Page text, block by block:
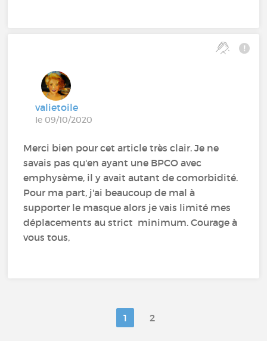
valietoile
le 09/10/2020
Merci bien pour cet article très clair. Je ne
savais pas qu'en ayant une BPCO avec
emphysème, il y avait autant de comorbidité.
Pour ma part, j'ai beaucoup de mal à
supporter le masque alors je vais limité mes
déplacements au strict minimum. Courage à
vous tous,
1 2